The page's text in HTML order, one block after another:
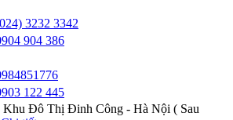
3232 3342
904 386
122 445
Khu Đô Thị Đinh Công - Hà Nội ( Sau